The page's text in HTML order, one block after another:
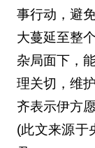
事行动，避
大蔓延至整
杂局面下，
理关切，维
齐表示伊方
(此文来源于